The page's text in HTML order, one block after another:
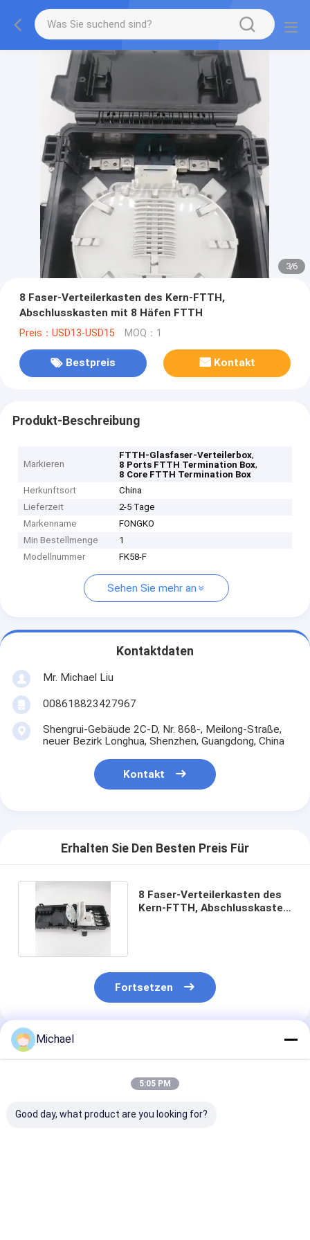
3/6
8 Faser-Verteilerkasten des Kern-FTTH,
Abschlusskasten mit 8 Häfen FTTH
Preis：USD13-USD15 MOQ：1
Bestpreis Kontakt
Produkt-Beschreibung
Markieren
FTTH-Glasfaser-Verteilerbox,
8 Ports FTTH Termination Box,
8 Core FTTH Termination Box
Herkunftsort
China
Lieferzeit
2-5 Tage
Markenname
FONGKO
Min Bestellmenge
1
Modellnummer
FK58-F
Sehen Sie mehr an
Kontaktdaten
Mr. Michael Liu
008618823427967
Shengrui-Gebäude 2C-D, Nr. 868-, Meilong-Straße,
neuer Bezirk Longhua, Shenzhen, Guangdong, China
Kontakt
Erhalten Sie Den Besten Preis Für
8 Faser-Verteilerkasten des
Kern-FTTH, Abschlusskasten
Fortsetzen
Empfohlene Produkte
Michael
5:05 PM
Good day, what product are you looking for?